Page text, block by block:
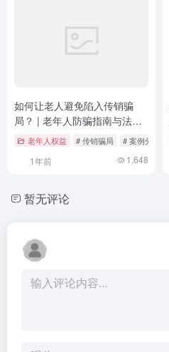
如何让老人避免陷入传销骗
局？ | 老年人防骗指南与法律
保护老年人权益 # 传销骗局 # 案例分析
1年前 1,648
暂无评论